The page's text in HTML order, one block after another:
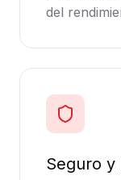
del
Seguro y